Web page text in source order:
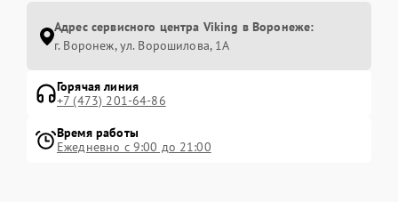
Адрес сервисного центра Viking в Воронеже:
г. Воронеж, ул. Ворошилова, 1А
Горячая линия
+7 (473) 201-64-86
Время работы
Ежедневно с 9:00 до 21:00